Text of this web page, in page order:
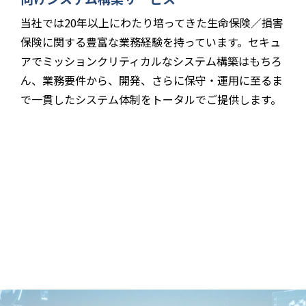
当社では20年以上にわたり培ってきた生命保険／損害
保険に関する豊富な業務経験を持っています。セキュ
アでミッションクリティカルなシステム構築はもちろ
ん、業務要件から、開発、さらに保守・運用に至るま
で一貫したシステム体制をトータルでご提供します。